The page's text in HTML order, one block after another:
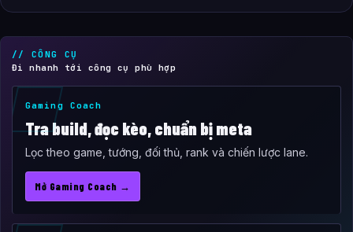
// CÔNG CỤ
Đi nhanh tới công cụ phù hợp
Gaming Coach
Tra build, đọc kèo, chuẩn bị meta
Lọc theo game, tướng, đối thủ, rank và chiến lược lane.
Mở Gaming Coach →